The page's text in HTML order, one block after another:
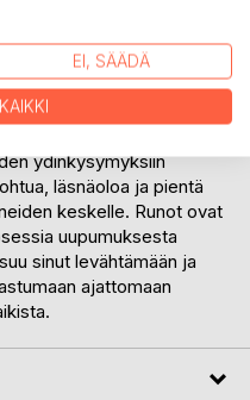
ydinkysymyksiin
läsnäoloa ja pientä
keskelle. Runot ovat
uupumuksesta
sinut levähtämään ja
ajattomaan
EI, SÄÄDÄ